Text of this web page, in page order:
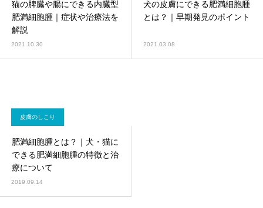
猫の脾臓や腸にできる内臓型
肥満細胞腫｜症状や治療法を
解説
2021.10.30
犬の皮膚にできる肥満細胞腫
とは？｜早期発見のポイント
2021.03.08
皮膚のしこり
肥満細胞腫とは？｜犬・猫に
できる肥満細胞腫の特徴と治
療について
2019.09.14